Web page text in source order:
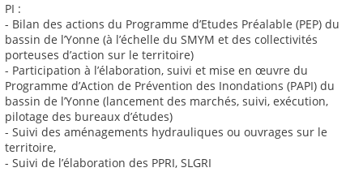
PI :
- Bilan des actions du Programme d’Etudes Préalable (PEP) du
bassin de l’Yonne (à l’échelle du SMYM et des collectivités
porteuses d’action sur le territoire)
- Participation à l’élaboration, suivi et mise en œuvre du
Programme d’Action de Prévention des Inondations (PAPI) du
bassin de l’Yonne (lancement des marchés, suivi, exécution,
pilotage des bureaux d’études)
- Suivi des aménagements hydrauliques ou ouvrages sur le
territoire,
- Suivi de l’élaboration des PPRI, SLGRI